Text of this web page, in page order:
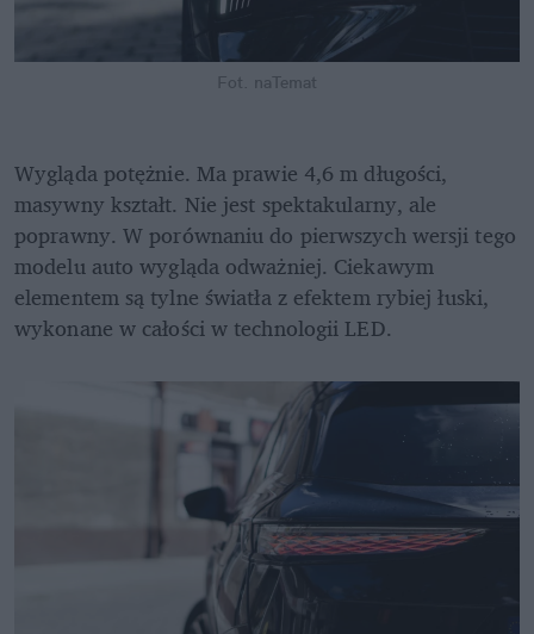
Fot. naTemat
Wygląda potężnie. Ma prawie 4,6 m długości,
masywny kształt. Nie jest spektakularny, ale
poprawny. W porównaniu do pierwszych wersji tego
modelu auto wygląda odważniej. Ciekawym
elementem są tylne światła z efektem rybiej łuski,
wykonane w całości w technologii LED.